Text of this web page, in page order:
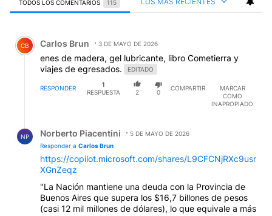
TODOS LOS COMENTARIOS 115
Comentario de Carlos Brun.
CB Carlos Brun 3 DE MAYO DE 2026
enes de madera, gel lubricante, libro Cometierra y
viajes de egresados.
EDITADO
RESPONDER
1
RESPUESTA
2 0
COMPARTIR
MARCAR
COMO
INAPROPIADO
NP Norberto Piacentini
5 DE MAYO DE 2026
Responder a Carlos Brun
https://copilot.microsoft.com/shares/L9CFCNjRXc9usr
XGnZeqz
"La Nación mantiene una deuda con la Provincia de
Buenos Aires que supera los $16,7 billones de pesos
(casi 12 mil millones de dólares), lo que equivale a más